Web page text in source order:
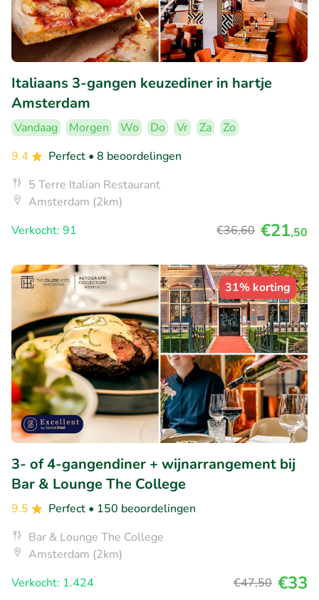
Italiaans 3-gangen keuzediner in hartje
Amsterdam
Vandaag Morgen Wo Do Vr Za
Zo
9.4
Perfect • 8 beoordelingen
5 Terre Italian Restaurant
Amsterdam (2km)
Verkocht: 91
€36,60 €21,50
31% korting
3- of 4-gangendiner + wijnarrangement bij
Bar & Lounge The College
9.5 Perfect • 150 beoordelingen
Bar & Lounge The College
Amsterdam (2km)
Verkocht: 1.424
€47,50 €33